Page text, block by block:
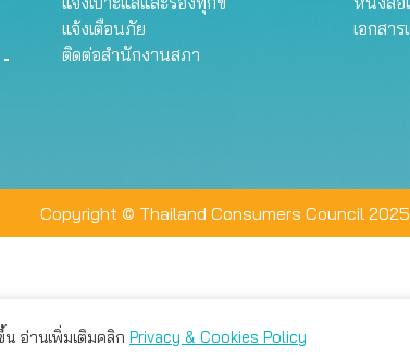
แจ้งเตือนภัย
ติดต่อสำนักงานสภา
เอกสา
Copyright © Thailand Consumers Council 2025
อ่านเพิ่มเติมคลิก Privacy & Cookies Policy
ให้แก่ท่าน คุณสามารถเลือกตั้งค่าความเป็นส่วนตัวได้